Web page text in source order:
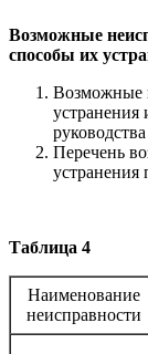
Возможные
способы их
Возможные
устранения
Перечень
устранения
Таблица 4
Наименование
неисправности